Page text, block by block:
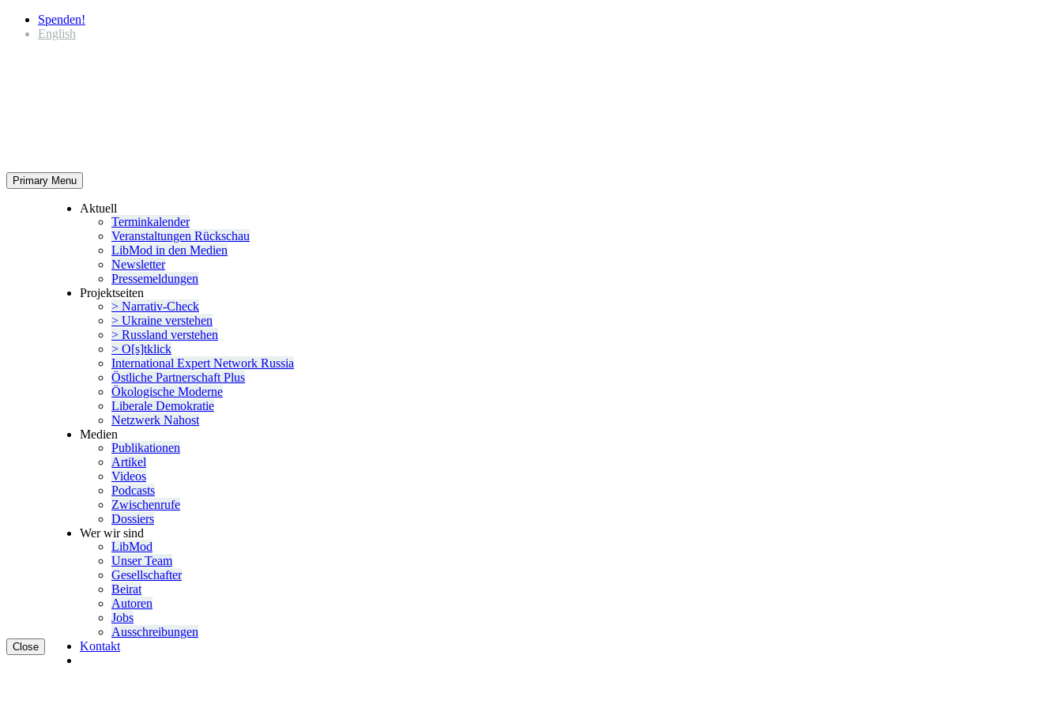
Spenden!
English
Primary Menu
Close
Aktuell
Termin­ka­lender
Veran­stal­tungen Rückschau
LibMod in den Medien
Newsletter
Presse­mel­dungen
Projekt­seiten
> Narrativ-Check
> Ukraine verstehen
> Russland verstehen
> O[s]tklick
Inter­na­tional Expert Network Russia
Östliche Partner­schaft Plus
Ökolo­gische Moderne
Liberale Demokratie
Netzwerk Nahost
Medien
Publi­ka­tionen
Artikel
Videos
Podcasts
Zwischenrufe
Dossiers
Wer wir sind
LibMod
Unser Team
Gesell­schafter
Beirat
Autoren
Jobs
Ausschrei­bungen
Kontakt